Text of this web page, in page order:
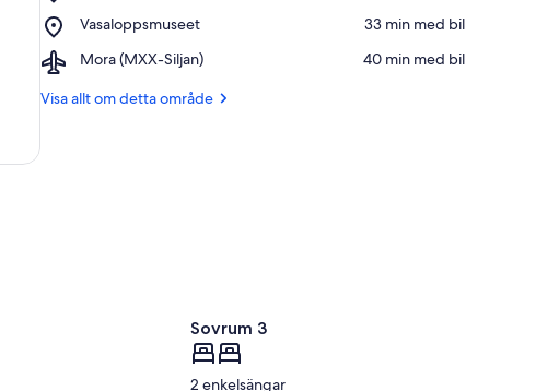
mållinje
Vasaloppsmuseet
Place,
‪33 min med bil‬
Mora (MXX-Siljan)
Airport,
(MXX-
‪40 min med bil‬
Visa allt om detta område
Sovrum 3
2 enkelsängar